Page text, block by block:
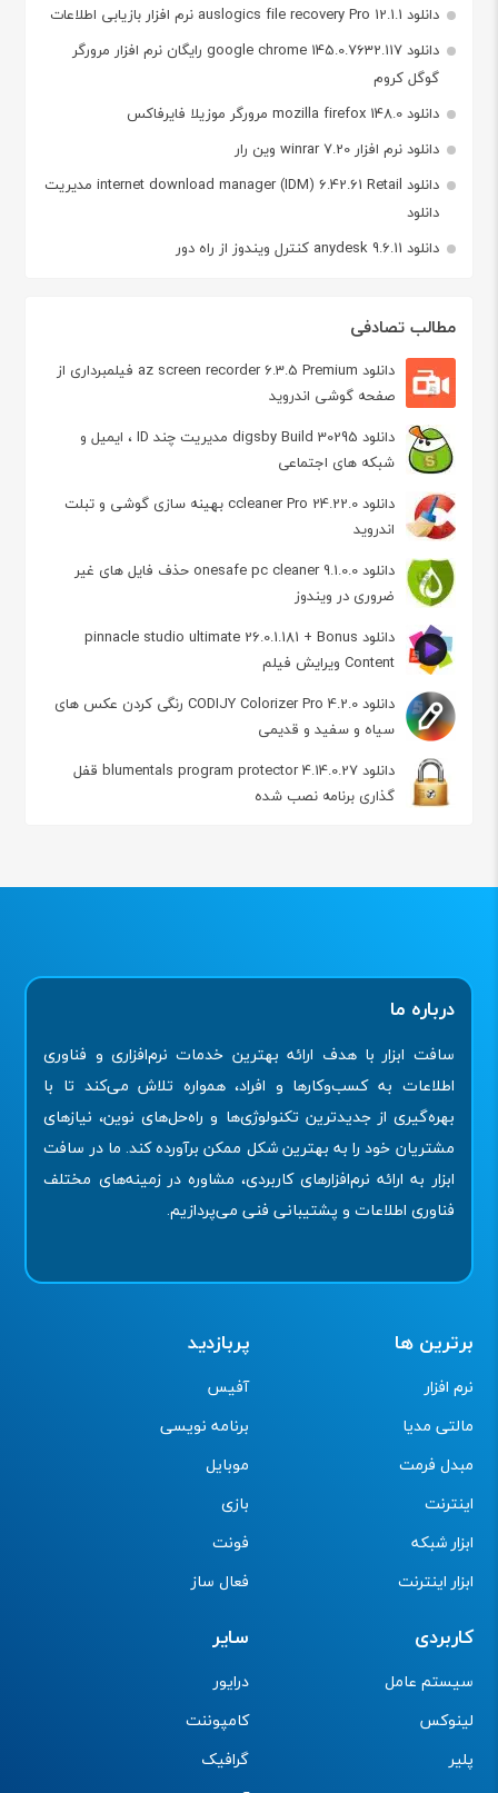
دانلود auslogics file recovery Pro 12.1.1 نرم افزار بازیابی اطلاعات
دانلود google chrome 145.0.7632.117 رایگان نرم افزار مرورگر
گوگل کروم
دانلود mozilla firefox 148.0 مرورگر موزیلا فایرفاکس
دانلود نرم افزار winrar 7.20 وین رار
دانلود internet download manager (IDM) 6.42.61 Retail مدیریت
دانلود
دانلود anydesk 9.6.11 کنترل ویندوز از راه دور
مطالب تصادفی
دانلود az screen recorder 6.3.5 Premium فیلمبرداری از
صفحه گوشی اندروید
دانلود digsby Build 30295 مدیریت چند ID ، ایمیل و
شبکه های اجتماعی
دانلود ccleaner Pro 24.22.0 بهینه سازی گوشی و تبلت
اندروید
دانلود onesafe pc cleaner 9.1.0.0 حذف فایل‌ های غیر
ضروری در ویندوز
دانلود pinnacle studio ultimate 26.0.1.181 + Bonus
Content ویرایش فیلم
دانلود CODIJY Colorizer Pro 4.2.0 رنگی کردن عکس های
سیاه و سفید و قدیمی
دانلود blumentals program protector 4.14.0.27 قفل
گذاری برنامه نصب شده
درباره ما
سافت ابزار با هدف ارائه بهترین خدمات نرم‌افزاری و فناوری
اطلاعات به کسب‌وکارها و افراد، همواره تلاش می‌کند تا با
بهره‌گیری از جدیدترین تکنولوژی‌ها و راه‌حل‌های نوین، نیازهای
مشتریان خود را به بهترین شکل ممکن برآورده کند. ما در سافت
ابزار به ارائه نرم‌افزارهای کاربردی، مشاوره در زمینه‌های مختلف
فناوری اطلاعات و پشتیبانی فنی می‌پردازیم.
برترین ها
نرم افزار
مالتی مدیا
مبدل فرمت
اینترنت
ابزار شبکه
ابزار اینترنت
پربازدید
آفیس
برنامه نویسی
موبایل
بازی
فونت
فعال ساز
کاربردی
سیستم عامل
لینوکس
پلیر
سایر
درایور
کامپوننت
گرافیک